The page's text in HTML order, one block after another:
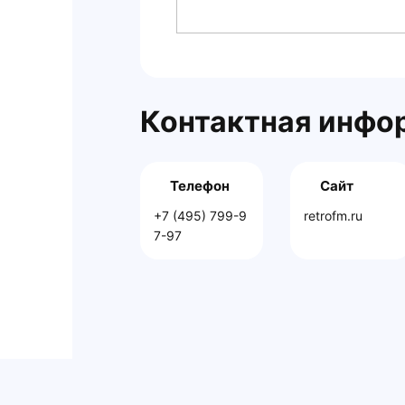
Контактная
Телефон
+7 (495) 799-9
7-97
Сайт
retrofm.ru